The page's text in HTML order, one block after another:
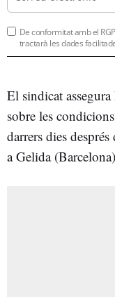
De conformitat amb el
tractarà les dades
El sindicat
sobre les
darrers dies
a Gelida